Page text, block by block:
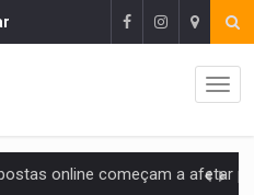
Plantar árvores não será mais suficiente para